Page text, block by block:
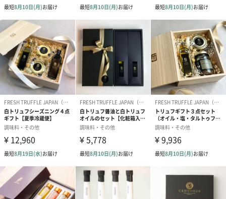
【FRESH TRUFFLE JAPAN】
FRESH TRUFFLE JAPANは、これまで限られた高級レストランで
しか楽しむことができなかったフレッシュトリュフを現地イタリ
アのトリュフハンターの協力を得て独自のルートで輸入し全国へ
お届けしています。
またトリュフを使用した本格シーズニングはプロからの評価も高
く、桐箱やバスケットに詰め合わせたトリュフギフトはグルメな
方への贈り物として幅広い層に選ばれています。
東京・青山にある‘TRUFFLE GALLERY by FRESH TRUFFLE
JAPAN’ではトリュフにまつわる展示やトリュフ自販機を設置する
など新たな取り組みを進める革新的なトリュフブランドです。